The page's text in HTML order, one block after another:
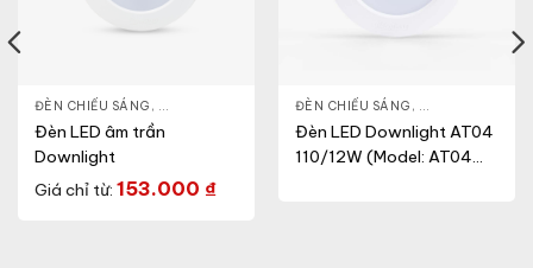
ĐÈN CHIẾU SÁNG , ĐÈN LED DOWNLIGHT, THIẾT BỊ CHIẾU SÁNG
Đèn LED âm trần
Downlight
Giá chỉ từ: 153.000 ₫
ĐÈN CHIẾU SÁNG , ĐÈN LED
Đèn LED Downlight AT04
110/12W (Model: AT04
, THIẾT BỊ CHIẾU SÁNG